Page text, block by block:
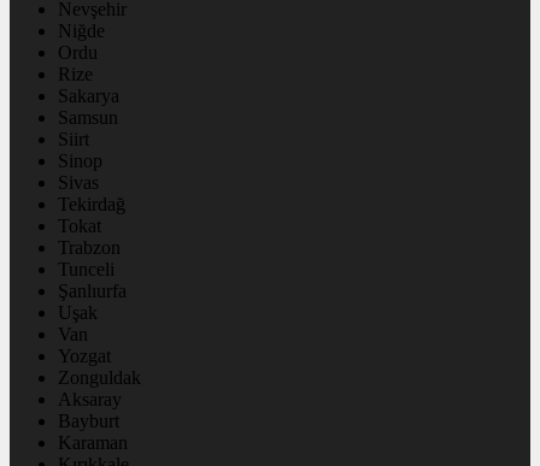
Nevşehir
Niğde
Ordu
Rize
Sakarya
Samsun
Siirt
Sinop
Sivas
Tekirdağ
Tokat
Trabzon
Tunceli
Şanlıurfa
Uşak
Van
Yozgat
Zonguldak
Aksaray
Bayburt
Karaman